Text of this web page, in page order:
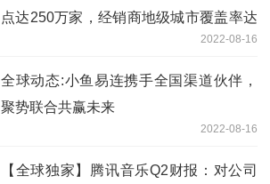
点达250万家，经销商地级城市覆盖率达
2022-08-16
全球动态:小鱼易连携手全国渠道伙伴，
聚势联合共赢未来
2022-08-16
【全球独家】腾讯音乐Q2财报：对公司